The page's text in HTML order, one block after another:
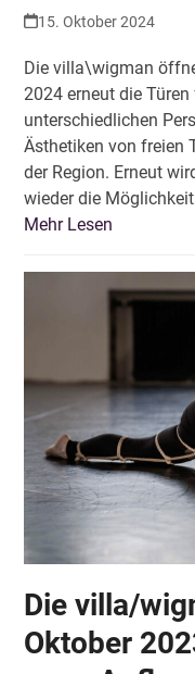
15. Oktober 2024
Die villa\wigman
2024 erneut die
unterschiedlichen
Ästhetiken von freien
der Region. Erneut
wieder die
Mehr Lesen
Die villa/
Oktober